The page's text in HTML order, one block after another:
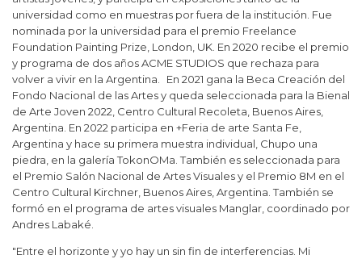
universidad como en muestras por fuera de la institución. Fue
nominada por la universidad para el premio Freelance
Foundation Painting Prize, London, UK. En 2020 recibe el premio
y programa de dos años ACME STUDIOS que rechaza para
volver a vivir en la Argentina. En 2021 gana la Beca Creación del
Fondo Nacional de las Artes y queda seleccionada para la Bienal
de Arte Joven 2022, Centro Cultural Recoleta, Buenos Aires,
Argentina. En 2022 participa en +Feria de arte Santa Fe,
Argentina y hace su primera muestra individual, Chupo una
piedra, en la galería TokonOMa. También es seleccionada para
el Premio Salón Nacional de Artes Visuales y el Premio 8M en el
Centro Cultural Kirchner, Buenos Aires, Argentina. También se
formó en el programa de artes visuales Manglar, coordinado por
Andres Labaké.
"Entre el horizonte y yo hay un sin fin de interferencias. Mi